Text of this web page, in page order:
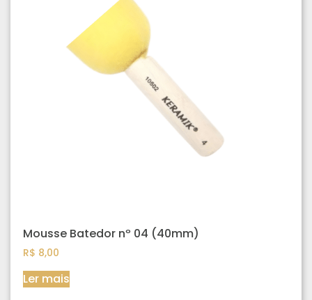
Mousse Batedor nº 04 (40mm)
R$ 8,00
Ler mais